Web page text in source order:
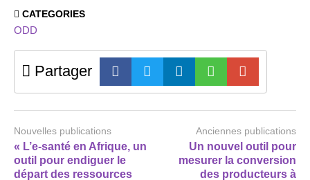
CATEGORIES
ODD
Partager
Nouvelles publications
« L’e-santé en Afrique, un
outil pour endiguer le
départ des ressources
Anciennes publications
Un nouvel outil pour
mesurer la conversion
des producteurs à